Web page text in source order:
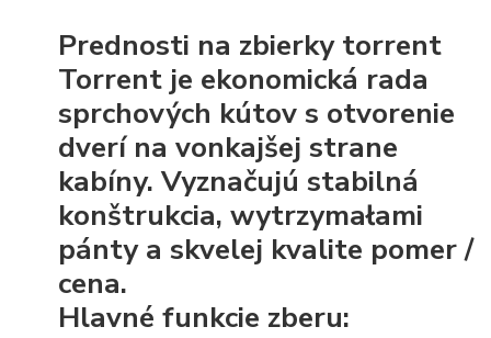
Prednosti na zbierky torrent
Torrent je ekonomická rada
sprchových kútov s otvorenie
dverí na vonkajšej strane
kabíny. Vyznačujú stabilná
konštrukcia, wytrzymałami
pánty a skvelej kvalite pomer /
cena.
Hlavné funkcie zberu: